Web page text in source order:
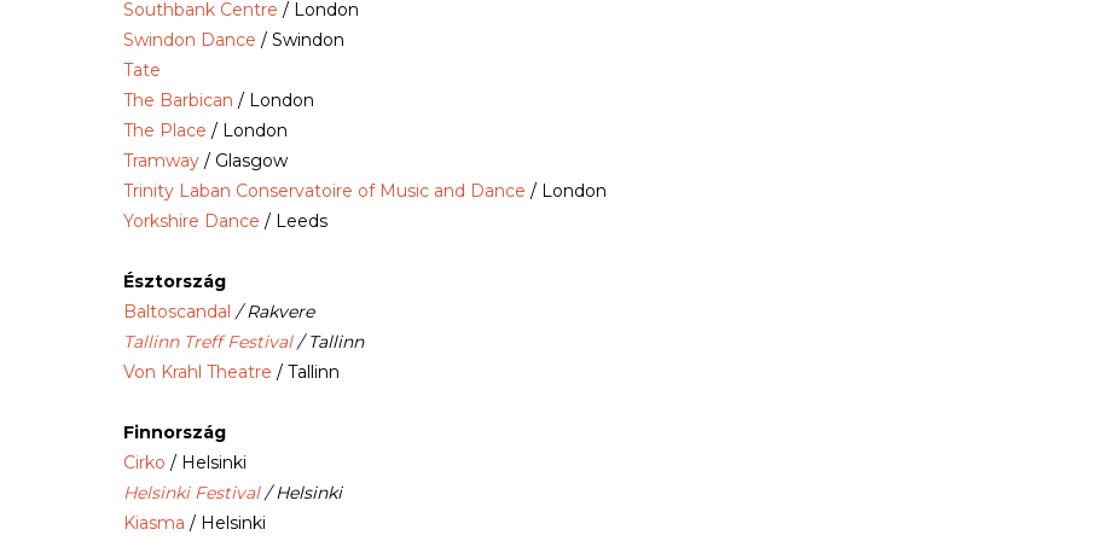
Southbank Centre / London
Swindon Dance / Swindon
Tate
The Barbican / London
The Place / London
Tramway / Glasgow
Trinity Laban Conservatoire of Music and Dance / London
Yorkshire Dance / Leeds
Észtország
Baltoscandal / Rakvere
Tallinn Treff Festival/ Tallinn
Von Krahl Theatre / Tallinn
Finnország
Cirko / Helsinki
Helsinki Festival/ Helsinki
Kiasma / Helsinki